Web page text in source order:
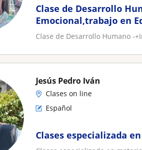
Clase de Desarrollo
Emocional,trabajo en
Clase de Desarrollo Humano -
Jesús Pedro Iván
Clases on line
Español
Clases especializada